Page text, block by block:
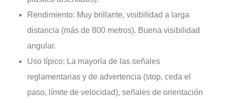
Rendimiento: Muy brillante, visibilidad a larga
distancia (más de 800 metros). Buena visibilidad
angular.
Uso típico: La mayoría de las señales
reglamentarias y de advertencia (stop, ceda el
paso, límite de velocidad), señales de orientación